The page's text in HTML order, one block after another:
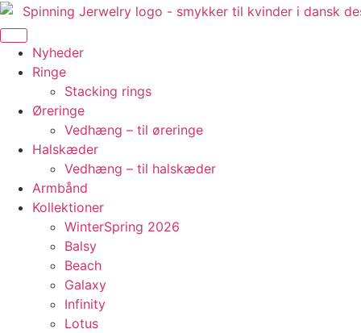
Videre
til
indholdNyheder
Ringe
Stacking rings
Øreringe
Vedhæng – til øreringe
Halskæder
Vedhæng – til halskæder
Armbånd
Kollektioner
WinterSpring 2026
Balsy
Beach
Galaxy
Infinity
Lotus